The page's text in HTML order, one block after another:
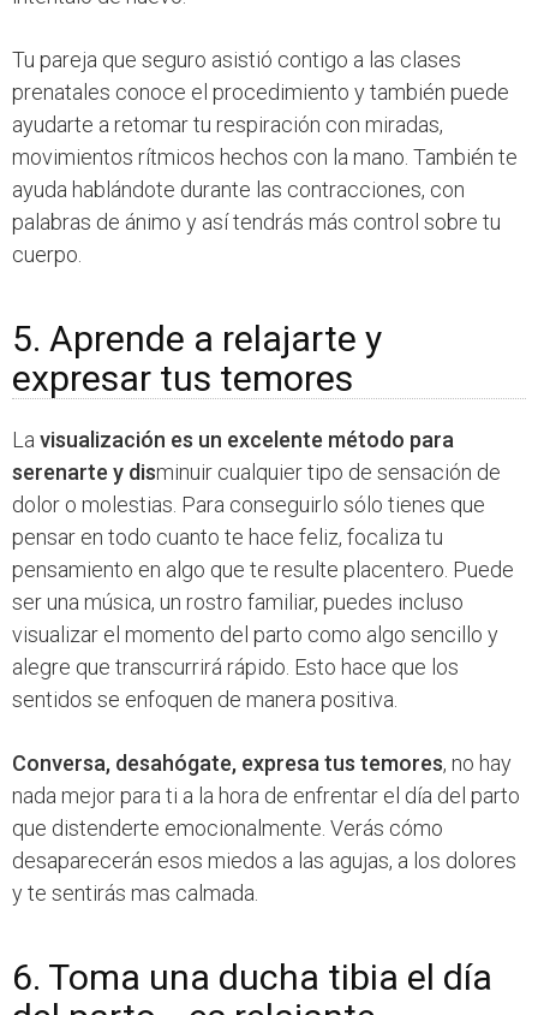
Tu pareja que seguro asistió contigo a las clases
prenatales conoce el procedimiento y también puede
ayudarte a retomar tu respiración con miradas,
movimientos rítmicos hechos con la mano. También te
ayuda hablándote durante las contracciones, con
palabras de ánimo y así tendrás más control sobre tu
cuerpo.
5. Aprende a relajarte y
expresar tus temores
La visualización es un excelente método para
serenarte y disminuir cualquier tipo de sensación de
dolor o molestias. Para conseguirlo sólo tienes que
pensar en todo cuanto te hace feliz, focaliza tu
pensamiento en algo que te resulte placentero. Puede
ser una música, un rostro familiar, puedes incluso
visualizar el momento del parto como algo sencillo y
alegre que transcurrirá rápido. Esto hace que los
sentidos se enfoquen de manera positiva.
Conversa, desahógate, expresa tus temores, no hay
nada mejor para ti a la hora de enfrentar el día del parto
que distenderte emocionalmente. Verás cómo
desaparecerán esos miedos a las agujas, a los dolores
y te sentirás mas calmada.
6. Toma una ducha tibia el día